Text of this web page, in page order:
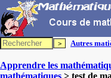
Autres
Apprendre les
mathématiques > test de